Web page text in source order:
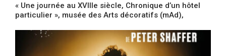
« Une journée au XVIIIe siècle, Chronique d’un hôtel
particulier », musée des Arts décoratifs (mAd),